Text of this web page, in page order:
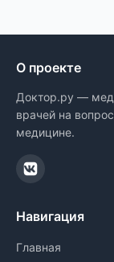
О проекте
Доктор.ру —
врачей на
медицине.
Навигация
Главная